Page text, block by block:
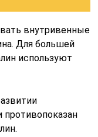
внутривенные
Для большей
используют
противопоказан